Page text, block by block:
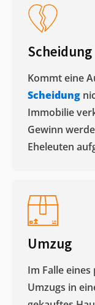
Scheidung
Kommt eine
Scheidung
Immobilie
Gewinn
Eheleuten
Umzug
Im Falle
Umzugs in